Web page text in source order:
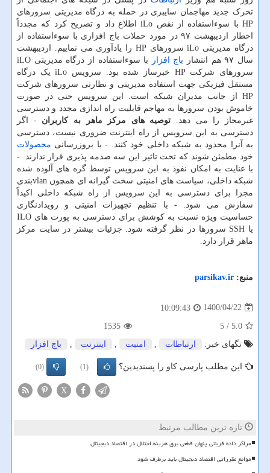
تحرک جدید مهاجمان سایبری در حمله به درگاه مدیریتی سرورهای
HP با سوءاستفاده از نقص iLo اطلاع داد و تصریح کرد که مجدداً
اخطار اردیبهشت ۹۷ در مورد حملات باج افزاری با سوءاستفاده از
درگاه مدیریتی iLo سرورهای HP را یادآوری می نماییم. اردیبهشت
سال ۹۷ هم انتشار
باج افزار
با سوءاستفاده از درگاه مدیریتی iLO
سرورهای شرکت HP خبرساز شده بود. سرویس iLo یک درگاه
مستقل فیزیکی جهت استفاده مدیریتی و نظارتی سرورهای شرکت
HP از جانب مدیران شبکه است. این سرویس حتی در صورت
خاموش بودن سرورها به مهاجم قابلیت راه اندازی مجدد و دسترسی
غیرمجاز را می دهد. توصیه های مرکز ماهر به کاربران - اگر
دسترسی به این سرویس از راه اینترنت ضروری نیست، دسترسی
به آنرا محدود به شبکه داخلی خود کنند. - با بروزرسانی محصولات
خود مطمئن شوند که تحت تاثیر این سه صدمه پذیری قرار ندارند. -
با عنایت به امکان نفوذ به این سرویس توسط گره های آلوده شده
شبکه داخلی، سیاست های امنیتی سخت گیرانه ای همچون vlanبندی
مجزا برای دسترسی به این سرویس از راه شبکه داخلی اکیداً
سفارش می شود. - با تنظیم تجهیزات امنیتی و رویدادنگاری
حساسیت ویژه نسبت به کوشش برای دسترسی به پورت های ILO
یا SSH سرورها در نظر گرفته شود. جزئیات بیشتر در سایت مرکز
ماهر قرار دارد.
منبع: parsikav.ir
1400/04/22
10:09:43
5.0
/ 5
1535
تگهای خبر:
ارتباطات , امنیت , اینترنت , باج افزار
این مطلب پارسی کاو را پسندیدین؟ (1)
(0)
X
تازه ترین مطالب مرتبط
مراکز داده قربانی پنهان قطعی برق هزینه اختلال در اقتصاد دیجیتال
موانع مقرراتی اقتصاد دیجیتال باید برطرف شود